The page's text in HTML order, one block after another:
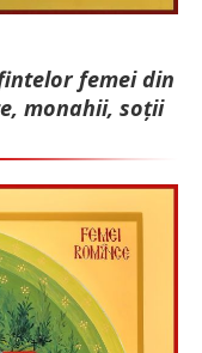
femei din
monahii, soții